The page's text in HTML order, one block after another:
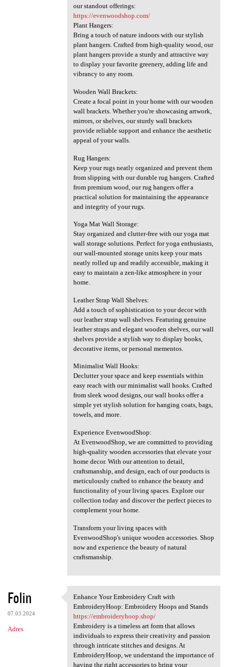
our standout offerings:
https://evenwoodshop.com/
Plant Hangers:
Bring a touch of nature indoors with our stylish
plant hangers. Crafted from high-quality wood, our
plant hangers provide a sturdy and attractive way
to display your favorite greenery, adding life and
vibrancy to any room.
Wooden Wall Brackets:
Create a focal point in your home with our wooden
wall brackets. Whether you're showcasing artwork,
mirrors, or shelves, our sturdy wall brackets
provide reliable support and enhance the aesthetic
appeal of your walls.
Rug Hangers:
Keep your rugs neatly organized and prevent them
from slipping with our durable rug hangers. Crafted
from premium wood, our rug hangers offer a
practical solution for maintaining the appearance
and integrity of your rugs.
Yoga Mat Wall Storage:
Stay organized and clutter-free with our yoga mat
wall storage solutions. Perfect for yoga enthusiasts,
our wall-mounted storage units keep your mats
neatly rolled up and readily accessible, making it
easy to maintain a zen-like atmosphere in your
home.
Leather Strap Wall Shelves:
Add a touch of sophistication to your decor with
our leather strap wall shelves. Featuring genuine
leather straps and elegant wooden shelves, our wall
shelves provide a stylish way to display books,
decorative items, or personal mementos.
Minimalist Wall Hooks:
Declutter your space and keep essentials within
easy reach with our minimalist wall hooks. Crafted
from sleek wood designs, our wall hooks offer a
simple yet stylish solution for hanging coats, bags,
towels, and more.
Experience EvenwoodShop:
At EvenwoodShop, we are committed to providing
high-quality wooden accessories that elevate your
home decor. With our attention to detail,
craftsmanship, and design, each of our products is
meticulously crafted to enhance the beauty and
functionality of your living spaces. Explore our
collection today and discover the perfect pieces to
complement your home.
Transform your living spaces with
EvenwoodShop's unique wooden accessories. Shop
now and experience the beauty of natural
craftsmanship.
Folin
07.03.2024
Adres
Enhance Your Embroidery Craft
Enhance Your Embroidery Craft with
EmbroideryHoop: Embroidery Hoops and Stands
https://embroideryhoop.shop/
Embroidery is a timeless art form that allows
individuals to express their creativity and passion
through intricate stitches and designs. At
EmbroideryHoop, we understand the importance of
having the right accessories to bring your